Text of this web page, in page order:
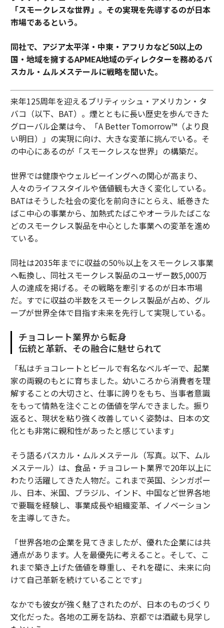
成功の鍵は、共通のデータガバナンス、共通ツール、連
に関する統一的な見立てにある。
まとめ
AIは仕事の進め方に影響を与えるが、成功がテクノロジ
ーだけに依存することはない。従業員がそれを使いこな
せるよう備えているかどうか、つまり新たなワークフロ
ーを計画し、より賢いプロセスを設計し、変化の実装を
支えられるかどうかにかかっている。
れとも導入が停滞したり、従業員が意図せず露出を生ん
だりした後になって慌てて追いつこうとするのか、とい
う点である。
（forbes.com 原文）
2026年9月号発売中
最新号の購入はこちらから
メンバーシップに登録する
関連記事
2026年経営課題ランキング 9割が人材強化を最優先もノウハウ不足
実証実験からの脱却：企業AIを本格展開するための必須条件
タグ： AI / 人工知能 労働者/労働力
「スモークレスな世界」。その実現を先導するのが日本
市場であるという。
同社で、アジア太平洋・中東・アフリカなど50以上の
国・地域を擁するAPMEA地域のディレクターを務めるパ
スカル・ムルメステールに戦略を聞いた。
来年125周年を迎えるブリティッシュ・アメリカン・タ
バコ（以下、BAT）。煙とともに長い歴史を歩んできた
グローバル企業は今、「A Better Tomorrow™（より良
い明日）」の実現に向け、大きな変革に挑んでいる。そ
の中心にあるのが「スモークレスな世界」の構築だ。
世界では健康やウェルビーイングへの関心が高まり、
人々のライフスタイルや価値観も大きく変化している。
BATはそうした社会の変化を前向きにとらえ、紙巻きた
ばこ中心の事業から、加熱式たばこやオーラルたばこな
どのスモークレス製品を中心とした事業への変革を進め
ている。
同社は2035年までに収益の50％以上をスモークレス事業
へ転換し、同社スモークレス製品のユーザー数5,000万
人の達成を掲げる。その戦略を牽引するのが日本市場
だ。すでに収益の半数をスモークレス製品が占め、グル
ープが世界全体で目指す未来を先行して実現している。
チョコレート業界から転身
伝統と革新、その融合に魅せられて
「私はチョコレートとビールで有名なベルギーで、起業
家の両親のもとに育ちました。幼いころから消費者を理
解することの大切さと、仕事に誇りをもち、当事者意識
をもって情熱を注ぐことの価値を学んできました。振り
返ると、現状を粘り強く改善していく姿勢は、日本の文
化とも非常に親和性があったと感じています」
そう語るパスカル・ムルメステール（写真。以下、ムル
メステール）は、食品・チョコレート業界で20年以上に
わたり活躍してきた人物だ。これまで英国、シンガポー
ル、日本、米国、ブラジル、インド、中国など世界各地
で要職を経験し、事業成長や組織変革、イノベーション
を主導してきた。
「世界各地の企業を見てきましたが、優れた企業には共
通点があります。人を最優先に考えること。そして、こ
れまで築き上げた価値を尊重し、それを礎に、未来に向
けて自己革新を続けていることです」
なかでも彼女が強く魅了されたのが、日本のものづくり
文化だった。各地の工房を訪ね、京都では酒蔵も見学し